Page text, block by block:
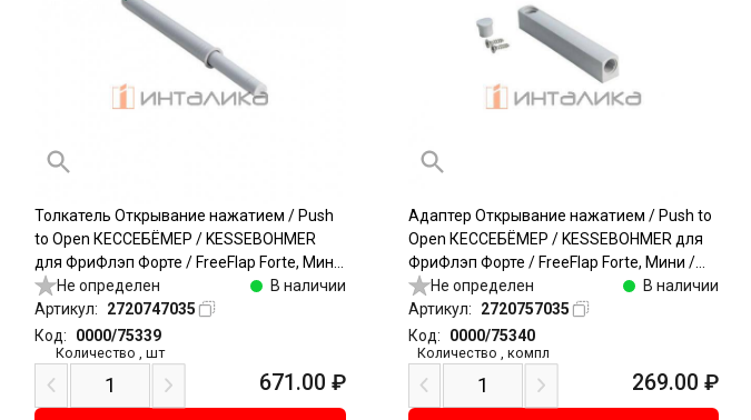
Толкатель Открывание нажатием / Push
to Open КЕССЕБЁМЕР / KESSEBOHMER
для ФриФлэп Форте / FreeFlap Forte, Мини
/ Mini, врезной, тип III (C), 26 - 48N, пластик,
серый
Не определен
В наличии
Артикул:
2720747035
Код:
0000/75339
Количество шт
671.00 ₽
Адаптер Открывание нажатием / Push to
Open КЕССЕБЁМЕР / KESSEBOHMER для
ФриФлэп Форте / FreeFlap Forte, Мини /
Mini, накладной, для прикручивания,
пластик, серый
Не определен
В наличии
Артикул:
2720757035
Код:
0000/75340
Количество компл
269.00 ₽